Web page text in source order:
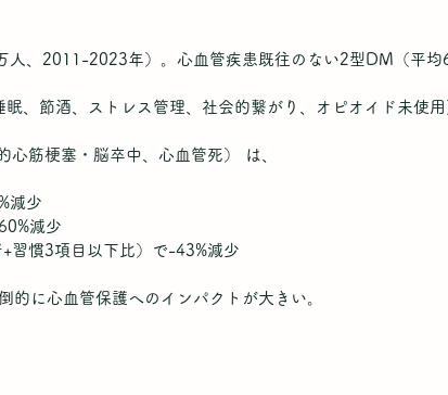
人、2011-2023年）。心血管疾患既往のない2型DM（平均
、節酒、ストレス管理、社会的繋がり、オピオイド未使
心筋梗塞・脳卒中、心血管死） は、
減少
減少
習慣3項目以下比）で-43%減少
に心血管保護へのインパクトが大きい。